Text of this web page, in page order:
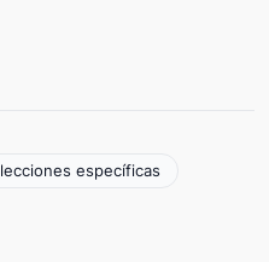
específicas